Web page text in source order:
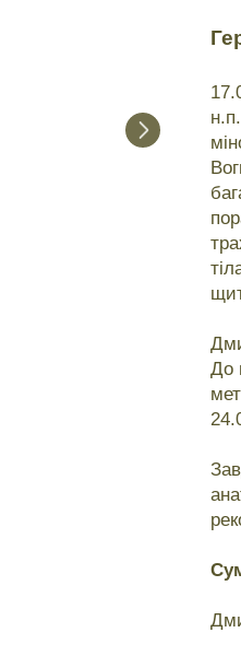
До